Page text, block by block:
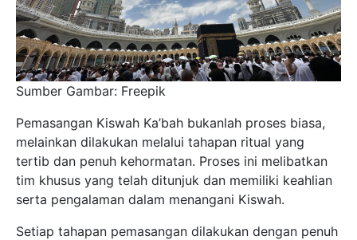
Sumber Gambar: Freepik
Pemasangan Kiswah Ka’bah bukanlah proses biasa,
melainkan dilakukan melalui tahapan ritual yang
tertib dan penuh kehormatan. Proses ini melibatkan
tim khusus yang telah ditunjuk dan memiliki keahlian
serta pengalaman dalam menangani Kiswah.
Setiap tahapan pemasangan dilakukan dengan penuh